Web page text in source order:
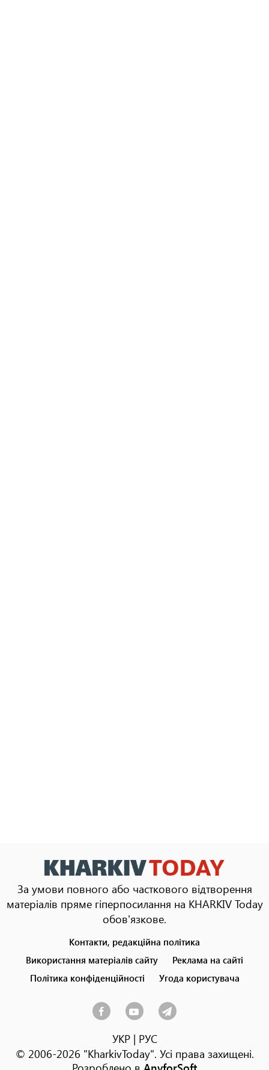
За умови повного або часткового відтворення
матеріалів пряме гіперпосилання на KHARKIV Today
обов'язкове.
menu
Контакти, редакційна політика
Використання матеріалів сайту
Реклама на сайті
Політика конфіденційності
Угода користувача
УКР| РУС
© 2006-2026 "KharkivToday". Усі права захищені.